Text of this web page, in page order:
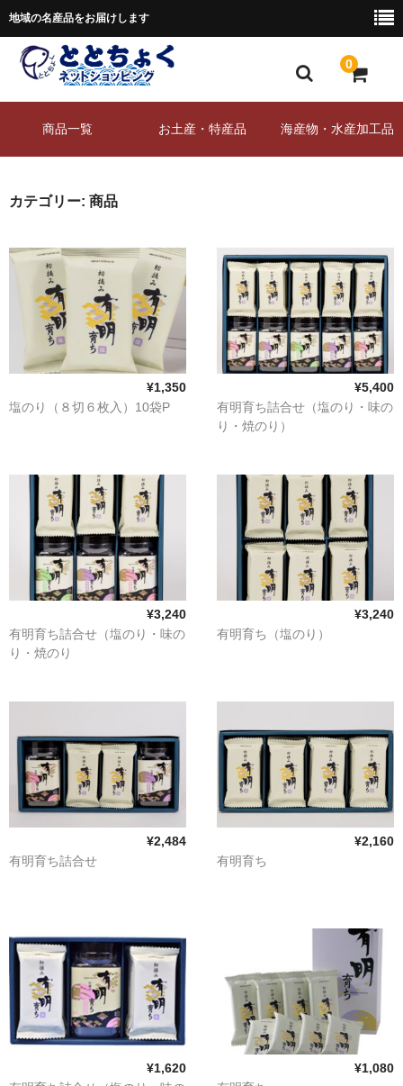
地域の名産品をお届けします
0
ホーム
産地直送ととちょく
商品一覧
プライバシーポリシー
お問合せ
商品一覧 お土産・特産品 海産物・水産加工品
カテゴリー: 商品
¥1,350
塩のり（８切６枚入）10袋P
¥5,400
有明育ち詰合せ（塩のり・味の
り・焼のり）
¥3,240
有明育ち詰合せ（塩のり・味の
り・焼のり
¥3,240
有明育ち（塩のり）
¥2,484
有明育ち詰合せ
¥2,160
有明育ち
¥1,620
¥1,080